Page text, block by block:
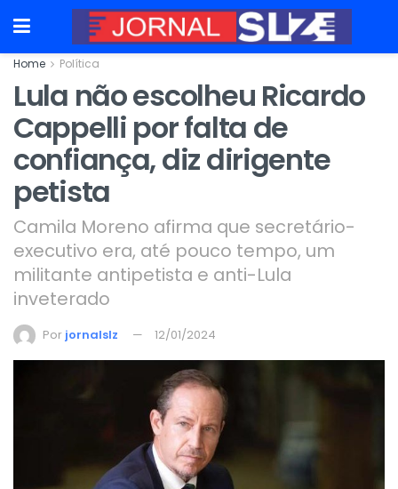
Home Política
Lula não escolheu Ricardo
Cappelli por falta de
confiança, diz dirigente
petista
Camila Moreno afirma que secretário-
executivo era, até pouco tempo, um
militante antipetista e anti-Lula
inveterado
Por jornalslz 12/01/2024